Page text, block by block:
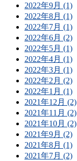
2022年9月 (1)
2022年8月 (1)
2022年7月 (1)
2022年6月 (2)
2022年5月 (1)
2022年4月 (1)
2022年3月 (1)
2022年2月 (2)
2022年1月 (1)
2021年12月 (2)
2021年11月 (2)
2021年10月 (2)
2021年9月 (2)
2021年8月 (1)
2021年7月 (2)